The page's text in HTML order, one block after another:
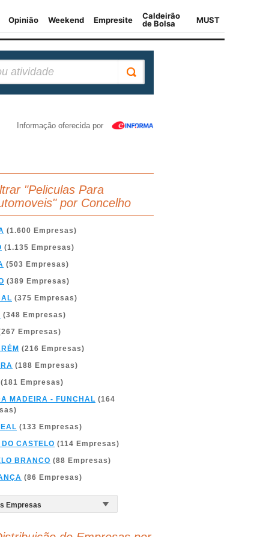
Informação oferecida por
"Peliculas Para
por Concelho
(1.600 Empresas)
(1.135 Empresas)
(503 Empresas)
(389 Empresas)
(375 Empresas)
(348 Empresas)
Empresas)
(216 Empresas)
(188 Empresas)
(181 Empresas)
MADEIRA - FUNCHAL (164
(133 Empresas)
CASTELO (114 Empresas)
BRANCO (88 Empresas)
(86 Empresas)